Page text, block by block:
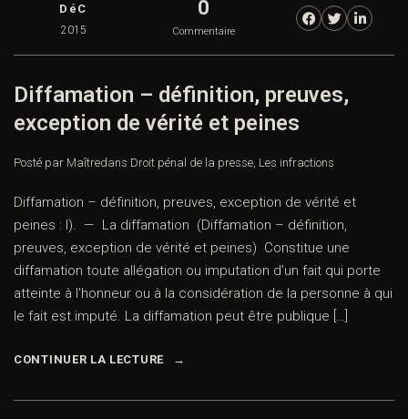
DéC
2015
0
Commentaire
Diffamation – définition, preuves,
exception de vérité et peines
Posté par Maîtredans Droit pénal de la presse, Les infractions
Diffamation – définition, preuves, exception de vérité et
peines : I). — La diffamation (Diffamation – définition,
preuves, exception de vérité et peines) Constitue une
diffamation toute allégation ou imputation d’un fait qui porte
atteinte à l’honneur ou à la considération de la personne à qui
le fait est imputé. La diffamation peut être publique […]
CONTINUER LA LECTURE